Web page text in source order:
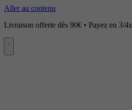
Aller au contenu
Livraison offerte dès 90€ • Payez en 3/